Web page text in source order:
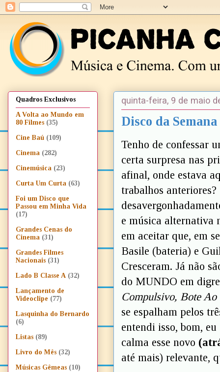
quinta-feira, 9 de maio
Disco da
Tenho de confessar
certa surpresa nas
afinal, onde estava
trabalhos
e música alternativa
em aceitar que, em
Basile (bateria) e
Cresceram. Já não
do MUNDO em
Compulsivo, Bote Ao
se espalham pelos
entendi isso, bom,
calma esse novo
até mais) relevante,
Quadros Exclusivos
A Volta ao Mundo em
80 Filmes (35)
Cine Baú (109)
Cinema (282)
Cinemúsica (23)
Curta Um Curta (63)
Foi um Disco que
Passou em Minha Vida
(17)
Grandes Cenas do
Cinema (31)
Grandes Filmes
Nacionais (31)
Lado B Classe A (32)
Lançamento de
Videoclipe (77)
Lasquinha do Bernardo
(6)
Listas (89)
Livro do Mês (32)
Músicas Gêmeas (10)